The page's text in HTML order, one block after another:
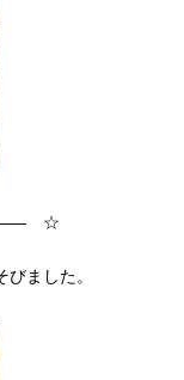
☆
ました。